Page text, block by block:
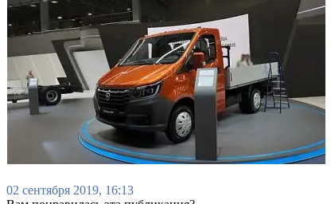
02 сентября 2019, 16:13